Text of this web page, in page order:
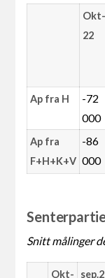
Okt-
22
Ap fra H
-72
000
Ap fra
F+H+K+V
-86
000
Snitt målinger
Okt-